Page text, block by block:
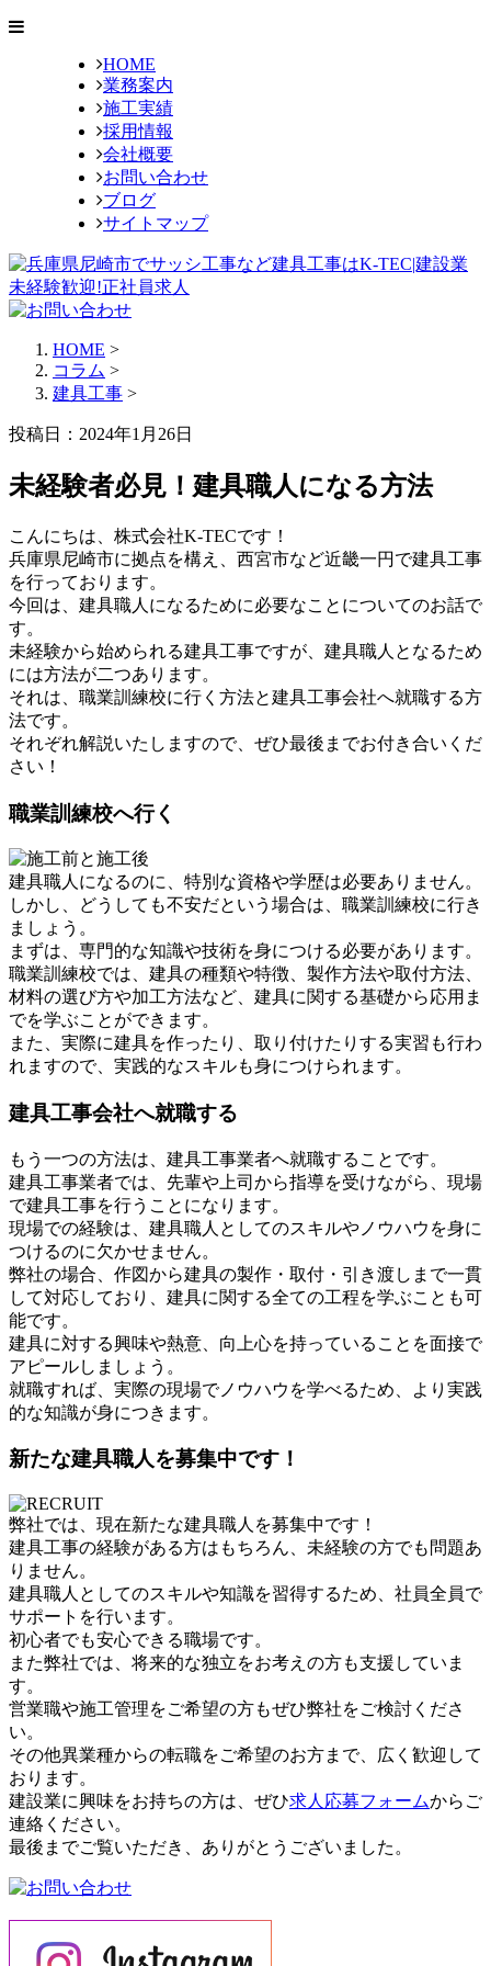
HOME
業務案内
施工実績
採用情報
会社概要
お問い合わせ
ブログ
サイトマップ
HOME >
コラム >
建具工事 >
投稿日：2024年1月26日
未経験者必見！建具職人になる方法
こんにちは、株式会社K-TECです！
兵庫県尼崎市に拠点を構え、西宮市など近畿一円で建具工事
を行っております。
今回は、建具職人になるために必要なことについてのお話で
す。
未経験から始められる建具工事ですが、建具職人となるため
には方法が二つあります。
それは、職業訓練校に行く方法と建具工事会社へ就職する方
法です。
それぞれ解説いたしますので、ぜひ最後までお付き合いくだ
さい！
職業訓練校へ行く
建具職人になるのに、特別な資格や学歴は必要ありません。
しかし、どうしても不安だという場合は、職業訓練校に行き
ましょう。
まずは、専門的な知識や技術を身につける必要があります。
職業訓練校では、建具の種類や特徴、製作方法や取付方法、
材料の選び方や加工方法など、建具に関する基礎から応用ま
でを学ぶことができます。
また、実際に建具を作ったり、取り付けたりする実習も行わ
れますので、実践的なスキルも身につけられます。
建具工事会社へ就職する
もう一つの方法は、建具工事業者へ就職することです。
建具工事業者では、先輩や上司から指導を受けながら、現場
で建具工事を行うことになります。
現場での経験は、建具職人としてのスキルやノウハウを身に
つけるのに欠かせません。
弊社の場合、作図から建具の製作・取付・引き渡しまで一貫
して対応しており、建具に関する全ての工程を学ぶことも可
能です。
建具に対する興味や熱意、向上心を持っていることを面接で
アピールしましょう。
就職すれば、実際の現場でノウハウを学べるため、より実践
的な知識が身につきます。
新たな建具職人を募集中です！
弊社では、現在新たな建具職人を募集中です！
建具工事の経験がある方はもちろん、未経験の方でも問題あ
りません。
建具職人としてのスキルや知識を習得するため、社員全員で
サポートを行います。
初心者でも安心できる職場です。
また弊社では、将来的な独立をお考えの方も支援していま
す。
営業職や施工管理をご希望の方もぜひ弊社をご検討くださ
い。
その他異業種からの転職をご希望のお方まで、広く歓迎して
おります。
建設業に興味をお持ちの方は、ぜひ求人応募フォームからご
連絡ください。
最後までご覧いただき、ありがとうございました。